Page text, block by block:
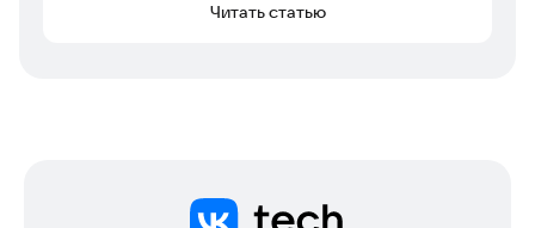
Читать статью